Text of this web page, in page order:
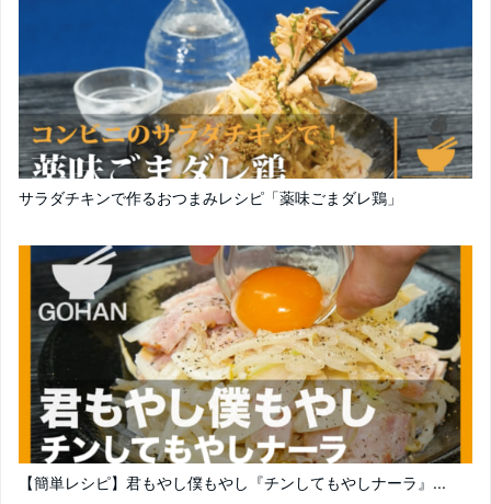
サラダチキンで作るおつまみレシピ「薬味ごまダレ鶏」
【簡単レシピ】君もやし僕もやし『チンしてもやしナーラ』...